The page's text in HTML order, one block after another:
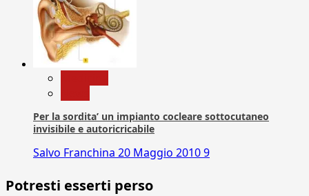
Per la sordita’ un impianto cocleare sottocutaneo
invisibile e autoricricabile
Salvo Franchina 20 Maggio 20109
Potresti esserti perso